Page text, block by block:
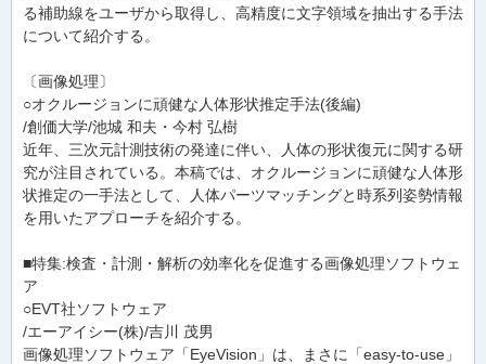
る補助線をユーザから取得し、高精度に文字領域を抽出する手法
について紹介する。
〔画像処理〕
○オクルージョンに頑健な人体形状推定手法(後編)
/創価大学/池城 和夫・今村 弘樹
近年、三次元計測技術の発達に伴い、人体の形状復元に関する研
究が注目されている。本稿では、オクルージョンに頑健な人体形
状推定の一手法として、人体パーツマッチングと時系列姿勢情報
を用いたアプローチを紹介する。
■特集:検査・計測・解析の効率化を促進する画像処理ソフトウェ
ア
○EVT社ソフトウェア
/エーアイシー(株)/吉川 茂男
画像処理ソフトウェア「EyeVision」は、まさに「easy-to-use」